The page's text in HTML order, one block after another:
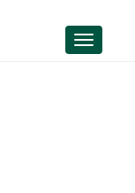
Menu